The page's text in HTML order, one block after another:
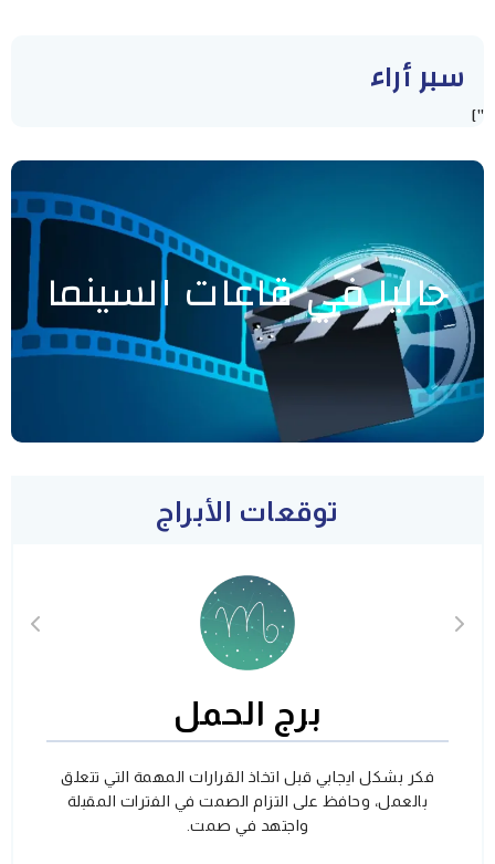
سبر أراء
"]
حاليا في قاعات السينما
توقعات الأبراج
برج الحمل
فكر بشكل ايجابي قبل اتخاذ القرارات المهمة التي تتعلق
بالعمل، وحافظ على التزام الصمت في الفترات المقبلة
واجتهد في صمت.